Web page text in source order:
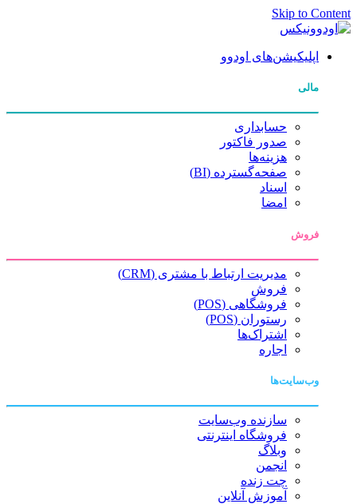
Skip to Content
اپلیکیشن‌های اودوو
مالی
حسابداری
صدور فاکتور
هزینه‌ها
صفحه‌گسترده (BI)
اسناد
امضا
فروش
مدیریت ارتباط با مشتری (CRM)
فروش
فروشگاهی (POS)
رستوران (POS)
اشتراک‌ها
اجاره
وب‌سایت‌ها
سازنده وب‌سایت
فروشگاه اینترنتی
وبلاگ
انجمن
چت زنده
آموزش آنلاین